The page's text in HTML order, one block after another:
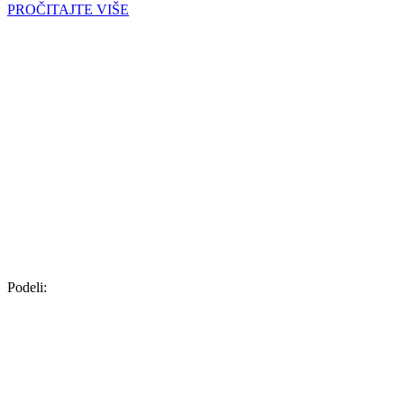
PROČITAJTE VIŠE
Podeli: